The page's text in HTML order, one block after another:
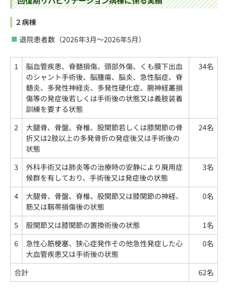
２病棟
退院患者数（2026年3月～2026年5月）
1
脳血管疾患、脊髄損傷、頭部外傷、くも膜下出血
のシャント手術後、脳腫瘍、脳炎、急性脳症、脊
髄炎、多発性神経炎、多発性硬化症、腕神経叢損
傷等の発症後若しくは手術後の状態又は義肢装着
訓練を要する状態
34名
2
大腿骨、骨盤、脊椎、股関節若しくは膝関節の骨
折又は2肢以上の多発骨折の発症後又は手術後の
状態
24名
3
外科手術又は肺炎等の治療時の安静により廃用症
候群を有しており、手術後又は発症後の状態
3名
4
大腿骨、骨盤、脊椎、股関節又は膝関節の神経、
筋又は靱帯損傷後の状態
0名
5 股関節又は膝関節の置換術後の状態
1名
6
急性心筋梗塞、狭心症発作その他急性発症した心
大血管疾患又は手術後の状態
0名
合計 62名